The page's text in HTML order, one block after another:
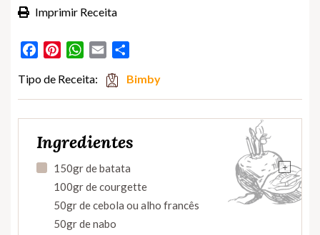
Imprimir Receita
FacebookPinterestWhatsApp
Email
Tipo de Receita: Bimby
Ingredientes
+
150gr de batata
100gr de courgette
50gr de cebola ou alho francês
50gr de nabo